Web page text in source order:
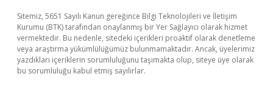
Sitemiz, 5651 Sayılı Kanun gereğince Bilgi Teknolojileri ve İletişim
Kurumu (BTK) tarafından onaylanmış bir Yer Sağlayıcı olarak hizmet
vermektedir. Bu nedenle, sitedeki içerikleri proaktif olarak denetleme
veya araştırma yükümlülüğümüz bulunmamaktadır. Ancak, üyelerimiz
yazdıkları içeriklerin sorumluluğunu taşımakta olup, siteye üye olarak
bu sorumluluğu kabul etmiş sayılırlar.